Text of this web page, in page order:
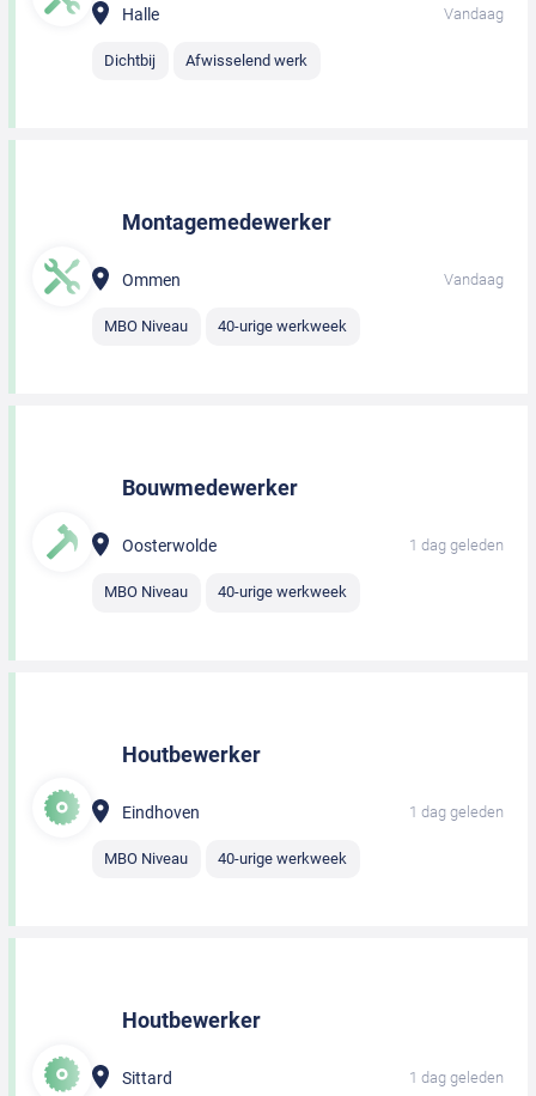
Halle Vandaag
Dichtbij Afwisselend werk
Montagemedewerker
Ommen Vandaag
MBO Niveau 40-urige werkweek
Bouwmedewerker
Oosterwolde 1 dag geleden
MBO Niveau 40-urige werkweek
Houtbewerker
Eindhoven 1 dag geleden
MBO Niveau 40-urige werkweek
Houtbewerker
Sittard 1 dag geleden